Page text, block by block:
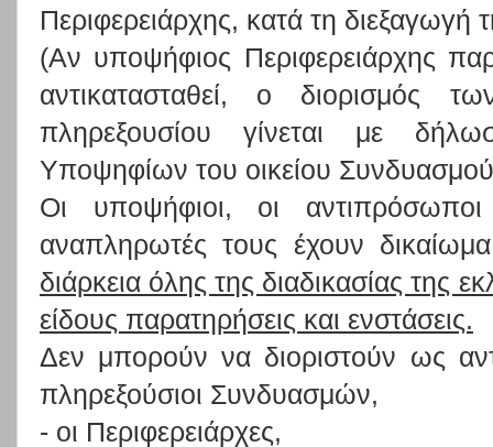
Περιφερειάρχης, κατά τη διεξαγωγή
(Αν υποψήφιος Περιφερειάρχης
αντικατασταθεί, ο διορισμός
πληρεξουσίου γίνεται με
Υποψηφίων του οικείου
Οι υποψήφιοι, οι
αναπληρωτές τους έχουν
διάρκεια όλης της διαδικασίας της
είδους παρατηρήσεις και ενστάσεις.
Δεν μπορούν να διοριστούν ως
πληρεξούσιοι Συνδυασμών,
- οι Περιφερειάρχες,